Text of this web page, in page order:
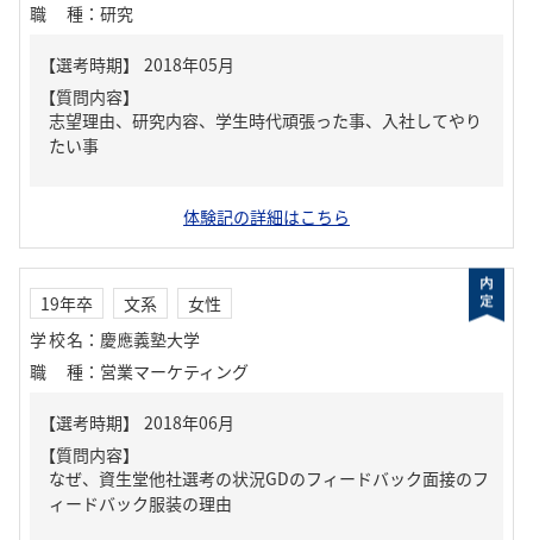
職種 ： 研究
【質問内容】
志望理由、研究内容、学生時代頑張った事、入社してやり
たい事
体験記の詳細はこちら
19年卒 文系
女性
学校名 ： 慶應義塾大学
職種 ： 営業マーケティング
【質問内容】
なぜ、資生堂他社選考の状況GDのフィードバック面接のフ
ィードバック服装の理由